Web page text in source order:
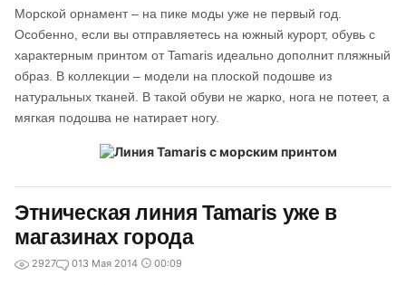
Морской орнамент – на пике моды уже не первый год.
Особенно, если вы отправляетесь на южный курорт, обувь с
характерным принтом от Tamaris идеально дополнит пляжный
образ. В коллекции – модели на плоской подошве из
натуральных тканей. В такой обуви не жарко, нога не потеет, а
мягкая подошва не натирает ногу.
Этническая линия Tamaris уже в
магазинах города
2927 013 Мая 2014 00:09